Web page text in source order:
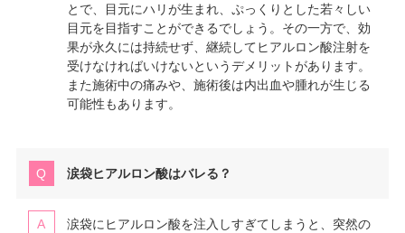
とで、目元にハリが生まれ、ぷっくりとした若々しい
目元を目指すことができるでしょう。その一方で、効
果が永久には持続せず、継続してヒアルロン酸注射を
受けなければいけないというデメリットがあります。
また施術中の痛みや、施術後は内出血や腫れが生じる
可能性もあります。
涙袋ヒアルロン酸はバレる？
涙袋にヒアルロン酸を注入しすぎてしまうと、突然の